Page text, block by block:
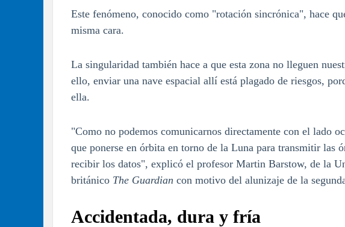
Este fenómeno, conocido como "rotación sincrónica", hace
misma cara.
La singularidad también hace a que esta zona no lleguen
ello, enviar una nave espacial allí está plagado de riesgos,
ella.
"Como no podemos comunicarnos directamente con el lado
que ponerse en órbita en torno de la Luna para transmitir las
recibir los datos", explicó el profesor Martin Barstow, de la
británico The Guardian con motivo del alunizaje de la
Accidentada, dura y fría